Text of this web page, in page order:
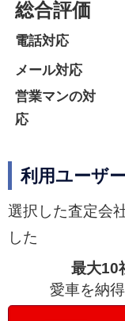
総合評価
電話対応
メール対応
営業マンの対
応
利用ユーザ
選択した査定会
した
最大10
愛車を納